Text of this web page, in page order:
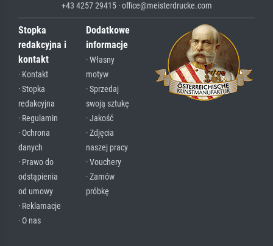
+43 4257 29415 · office@meisterdrucke.com
Stopka
redakcyjna i
kontakt
· Kontakt
· Stopka
redakcyjna
· Regulamin
· Ochrona
danych
· Prawo do
odstąpienia
od umowy
· Reklamacje
· O nas
Dodatkowe
informacje
· Własny
motyw
· Sprzedaj
swoją sztukę
· Jakość
· Zdjęcia
naszej pracy
· Vouchery
· Zamów
próbkę